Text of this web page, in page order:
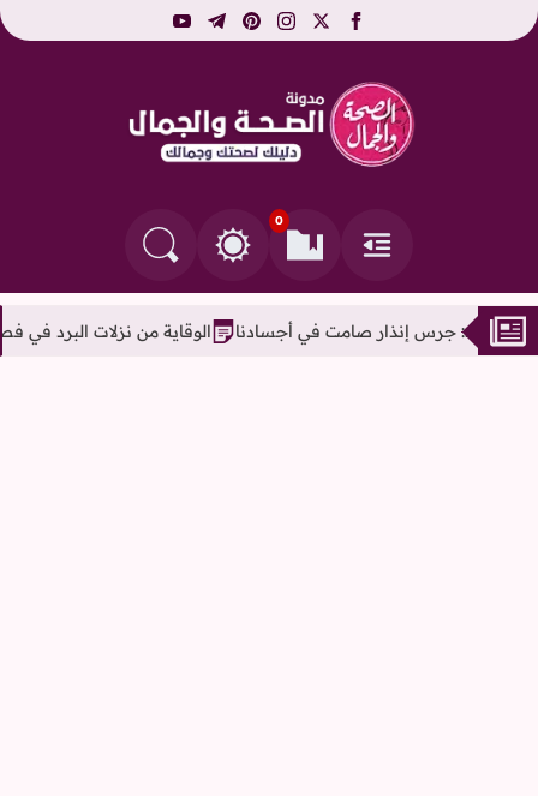
facebook
x
instagram
pinterest
telegram
youtube
مدونة الصحة
القائمة
0
العلامات المرجعيةالتغيير بين الوضع النهاري والداكن
البحث في المدونة
صامت في أجسادنا الوقاية من نزلات البرد في فصل الشتاء وطرق